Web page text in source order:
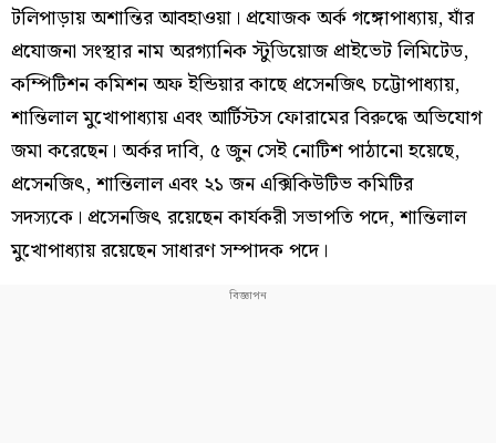
টলিপাড়ায় অশান্তির আবহাওয়া। প্রযোজক অর্ক গঙ্গোপাধ্যায়, যাঁর
প্রযোজনা সংস্থার নাম অরগ্যানিক স্টুডিয়োজ প্রাইভেট লিমিটেড,
কম্পিটিশন কমিশন অফ ইন্ডিয়ার কাছে প্রসেনজিত্‍ চট্টোপাধ্যায়,
শান্তিলাল মুখোপাধ্যায় এবং আর্টিস্টস ফোরামের বিরুদ্ধে অভিযোগ
জমা করেছেন। অর্কর দাবি, ৫ জুন সেই নোটিশ পাঠানো হয়েছে,
প্রসেনজিত্‍, শান্তিলাল এবং ২১ জন এক্সিকিউটিভ কমিটির
সদস্যকে। প্রসেনজিত্‍ রয়েছেন কার্যকরী সভাপতি পদে, শান্তিলাল
মুখোপাধ্যায় রয়েছেন সাধারণ সম্পাদক পদে।